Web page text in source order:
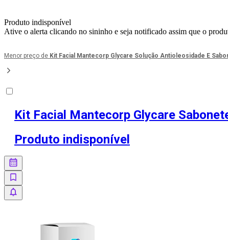
Produto indisponível
Ative o alerta clicando no sininho e seja notificado assim que o
Menor preço de Kit Facial Mantecorp Glycare Solução Antioleosidade E
Kit Facial Mantecorp Glycare
Produto indisponível